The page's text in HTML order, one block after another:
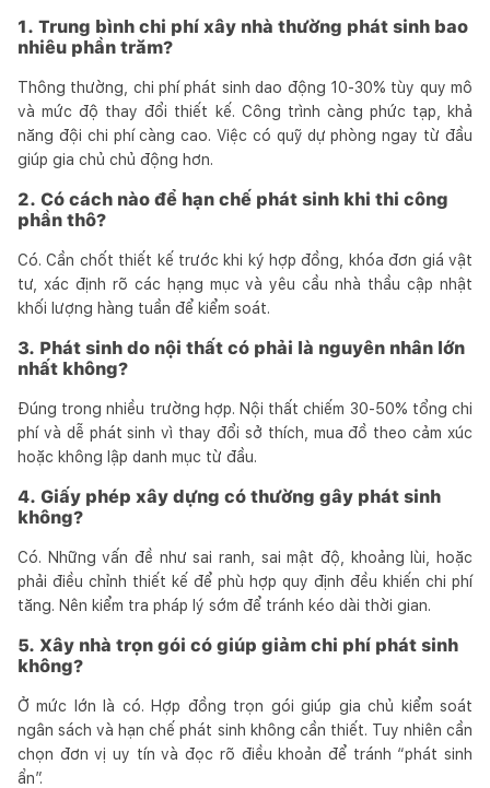
1. Trung bình chi phí xây nhà thường phát sinh bao
nhiêu phần trăm?
Thông thường, chi phí phát sinh dao động 10-30% tùy quy mô
và mức độ thay đổi thiết kế. Công trình càng phức tạp, khả
năng đội chi phí càng cao. Việc có quỹ dự phòng ngay từ đầu
giúp gia chủ chủ động hơn.
2. Có cách nào để hạn chế phát sinh khi thi công
phần thô?
Có. Cần chốt thiết kế trước khi ký hợp đồng, khóa đơn giá vật
tư, xác định rõ các hạng mục và yêu cầu nhà thầu cập nhật
khối lượng hàng tuần để kiểm soát.
3. Phát sinh do nội thất có phải là nguyên nhân lớn
nhất không?
Đúng trong nhiều trường hợp. Nội thất chiếm 30-50% tổng chi
phí và dễ phát sinh vì thay đổi sở thích, mua đồ theo cảm xúc
hoặc không lập danh mục từ đầu.
4. Giấy phép xây dựng có thường gây phát sinh
không?
Có. Những vấn đề như sai ranh, sai mật độ, khoảng lùi, hoặc
phải điều chỉnh thiết kế để phù hợp quy định đều khiến chi phí
tăng. Nên kiểm tra pháp lý sớm để tránh kéo dài thời gian.
5. Xây nhà trọn gói có giúp giảm chi phí phát sinh
không?
Ở mức lớn là có. Hợp đồng trọn gói giúp gia chủ kiểm soát
ngân sách và hạn chế phát sinh không cần thiết. Tuy nhiên cần
chọn đơn vị uy tín và đọc rõ điều khoản để tránh “phát sinh
ẩn”.